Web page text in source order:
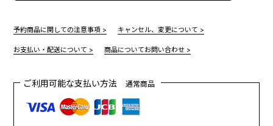
予約商品に関しての注意事項 > キャンセル、変更について >
お支払い・配送について > 商品についてお問い合わせ >
ご利用可能な支払い方法通常商品